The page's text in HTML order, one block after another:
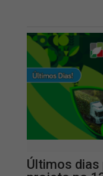
Últimos dias